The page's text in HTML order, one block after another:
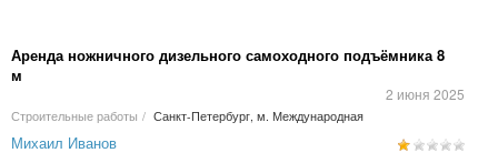
Аренда ножничного дизельного самоходного подъёмника 8
м
2 июня 2025
Строительные работы / Санкт-Петербург, м. Международная
Михаил Иванов